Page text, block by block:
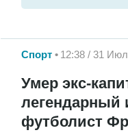
Спорт 12:38 / 31
Умер экс-
легендарный
футболист